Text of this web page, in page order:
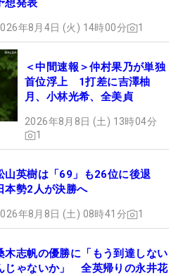
想発表
年8月4日 (火) 14時00分 1
＜中間速報＞仲村果乃が単独
首位浮上 1打差に吉澤柚
月、小林光希、全美貞
2026年8月8日 (土) 13時04分
1
山英樹は「69」も26位に後退
本勢2人が決勝へ
年8月8日 (土) 08時41分 1
木志帆の優勝に「もう到達しない
じゃないか」 全英帰りの永井花